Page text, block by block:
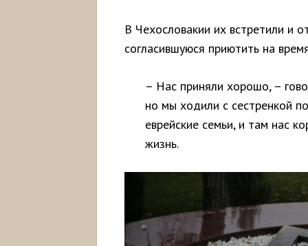
В Чехословакии их встретили и
согласившуюся приютить на
– Нас приняли хорошо, –
но мы ходили с сестренкой
еврейские семьи, и там нас
жизнь.